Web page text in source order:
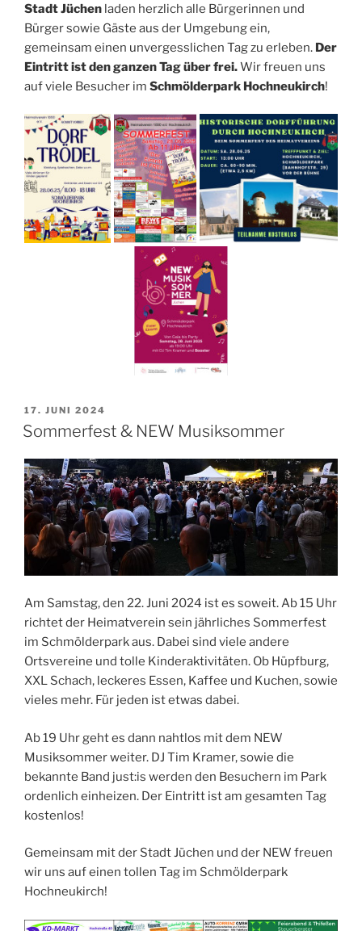
Stadt Jüchen laden herzlich alle Bürgerinnen und
Bürger sowie Gäste aus der Umgebung ein,
gemeinsam einen unvergesslichen Tag zu erleben. Der
Eintritt ist den ganzen Tag über frei.Wir freuen uns
auf viele Besucher im Schmölderpark Hochneukirch!
VERÖFFENTLICHT
AM
17. JUNI 2024
Sommerfest & NEW Musiksommer
Am Samstag, den 22. Juni 2024 ist es soweit. Ab 15 Uhr
richtet der Heimatverein sein jährliches Sommerfest
im Schmölderpark aus. Dabei sind viele andere
Ortsvereine und tolle Kinderaktivitäten. Ob Hüpfburg,
XXL Schach, leckeres Essen, Kaffee und Kuchen, sowie
vieles mehr. Für jeden ist etwas dabei.
Ab 19 Uhr geht es dann nahtlos mit dem NEW
Musiksommer weiter. DJ Tim Kramer, sowie die
bekannte Band just:is werden den Besuchern im Park
ordenlich einheizen. Der Eintritt ist am gesamten Tag
kostenlos!
Gemeinsam mit der Stadt Jüchen und der NEW freuen
wir uns auf einen tollen Tag im Schmölderpark
Hochneukirch!